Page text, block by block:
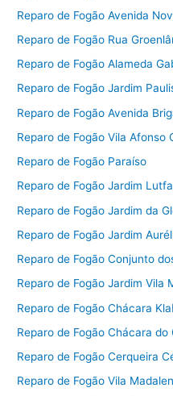
Reparo de Fogão Avenida
Reparo de Fogão Rua
Reparo de Fogão Alameda
Reparo de Fogão Jardim
Reparo de Fogão Avenida
Reparo de Fogão Vila Afonso
Reparo de Fogão Paraíso
Reparo de Fogão Jardim
Reparo de Fogão Jardim da
Reparo de Fogão Jardim
Reparo de Fogão Conjunto
Reparo de Fogão Jardim Vila
Reparo de Fogão Chácara
Reparo de Fogão Chácara do
Reparo de Fogão Cerqueira
Reparo de Fogão Vila